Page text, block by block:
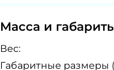
Масса и
Вес:
Габаритные размеры